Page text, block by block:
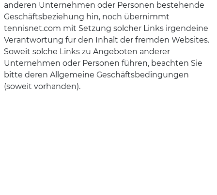
anderen Unternehmen oder Personen bestehende
Geschäftsbeziehung hin, noch übernimmt
tennisnet.com mit Setzung solcher Links irgendeine
Verantwortung für den Inhalt der fremden Websites.
Soweit solche Links zu Angeboten anderer
Unternehmen oder Personen führen, beachten Sie
bitte deren Allgemeine Geschäftsbedingungen
(soweit vorhanden).